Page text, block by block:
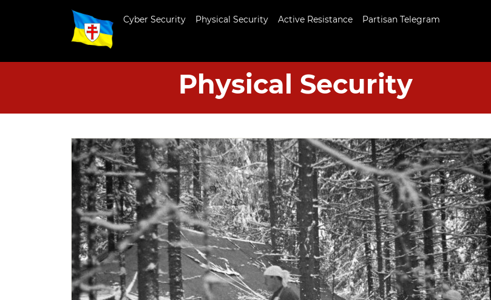
Cyber Security Physical Security Active Resistance Partisan Telegram
Physical Security